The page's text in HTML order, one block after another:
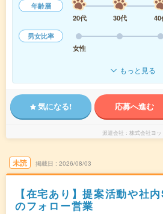
年齢層
20代
30代 40
男女比率
女性
もっと見る
気になる! 応募へ進む
派遣会社 株式会社ヨッ
未読 掲載日 2026/08/03
【在宅あり】提案活動や社
のフォロー営業